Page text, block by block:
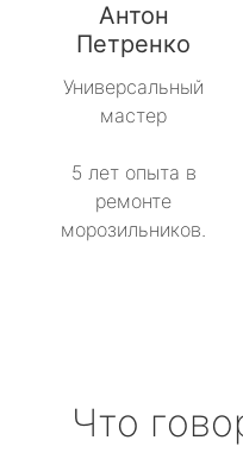
Антон
Петренко
Универсальный
мастер
5 лет опыта в
ремонте
морозильников.
Что